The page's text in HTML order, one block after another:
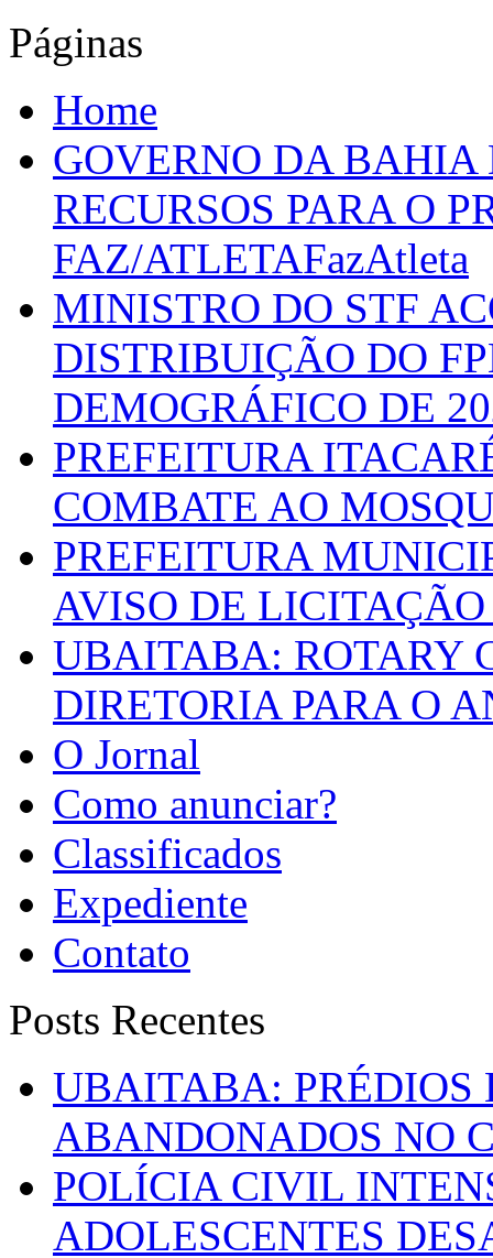
Páginas
Home
GOVERNO DA
RECURSOS PARA O
FAZ/ATLETAFazAtleta
MINISTRO DO STF
DISTRIBUIÇÃO DO
DEMOGRÁFICO DE
PREFEITURA
COMBATE AO
PREFEITURA
AVISO DE LICITAÇÃO
UBAITABA: ROTARY
DIRETORIA PARA O
O Jornal
Como anunciar?
Classificados
Expediente
Contato
Posts Recentes
UBAITABA: PRÉDIOS
ABANDONADOS NO
POLÍCIA CIVIL
ADOLESCENTES